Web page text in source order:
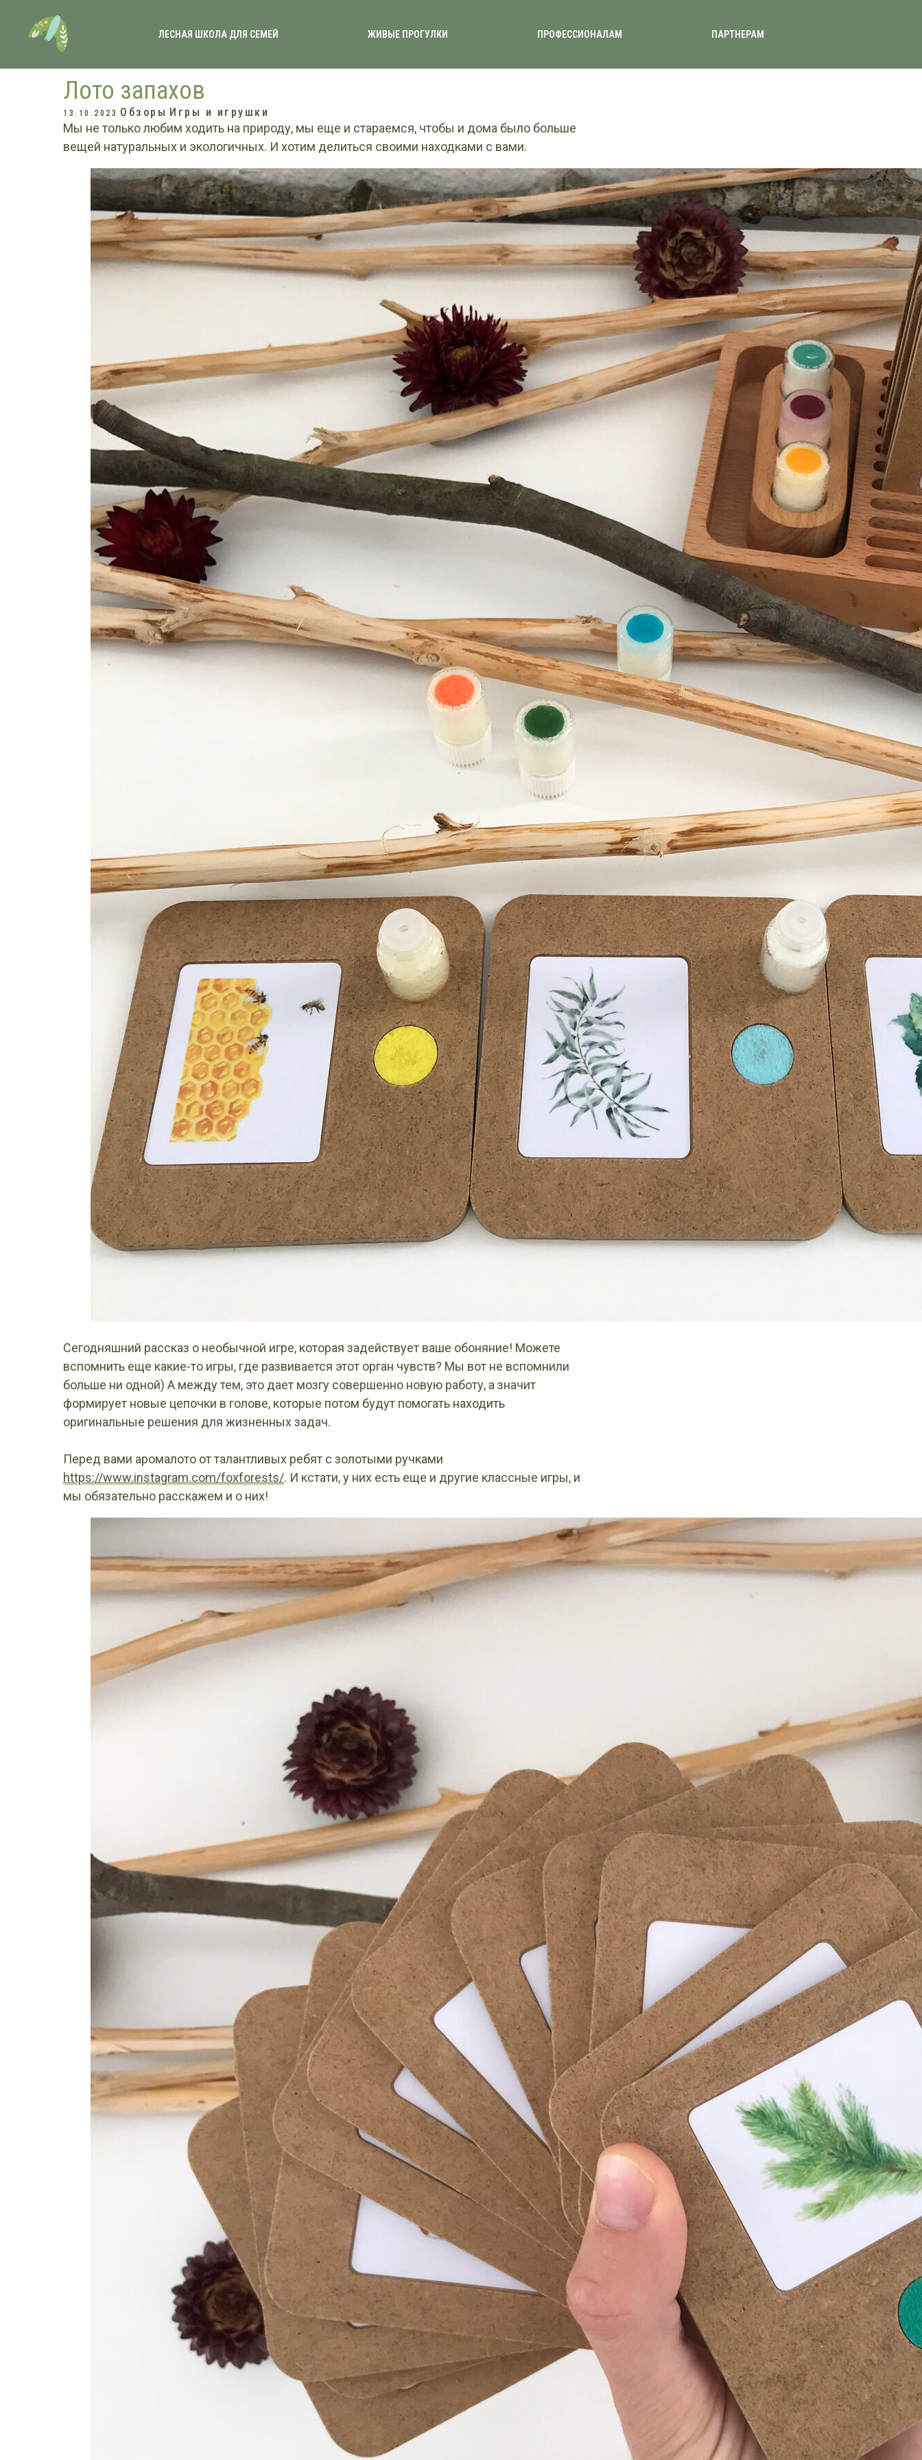
ЛЕСНАЯ ШКОЛА ДЛЯ СЕМЕЙ ЖИВЫЕ ПРОГУЛКИ ПРОФЕССИОНАЛАМ ПАРТНЕРАМ
Лото запахов
13.10.2023 Обзоры Игры и игрушки
Мы не только любим ходить на природу, мы еще и стараемся, чтобы и дома было больше
вещей натуральных и экологичных. И хотим делиться своими находками с вами.
Сегодняшний рассказ о необычной игре, которая задействует ваше обоняние! Можете
вспомнить еще какие-то игры, где развивается этот орган чувств? Мы вот не вспомнили
больше ни одной) А между тем, это дает мозгу совершенно новую работу, а значит
формирует новые цепочки в голове, которые потом будут помогать находить
оригинальные решения для жизненных задач.
Перед вами аромалото от талантливых ребят с золотыми ручками
https://www.instagram.com/foxforests/. И кстати, у них есть еще и другие классные игры, и
мы обязательно расскажем и о них!